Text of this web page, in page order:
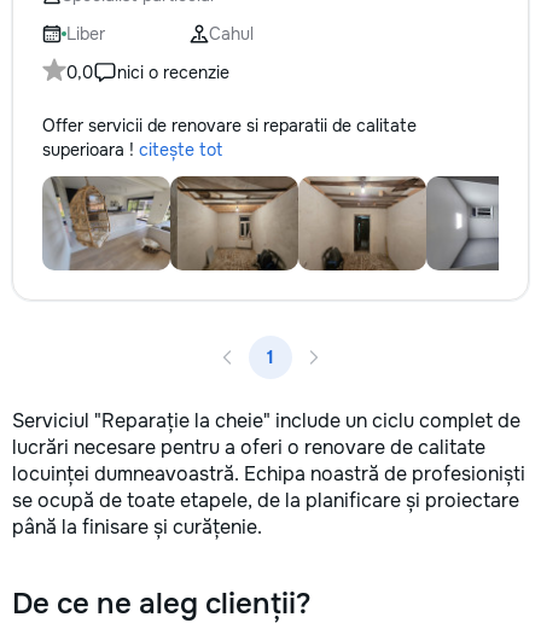
✔ Обучение взрослых ✔
Бесплатный пробный урок
Liber
Cahul
0,0
nici o recenzie
Offer servicii de renovare si reparatii de calitate
superioara ! citește tot
1
Serviciul "Reparație la cheie" include un ciclu complet de
lucrări necesare pentru a oferi o renovare de calitate
locuinței dumneavoastră. Echipa noastră de profesioniști
se ocupă de toate etapele, de la planificare și proiectare
până la finisare și curățenie.
De ce ne aleg clienții?